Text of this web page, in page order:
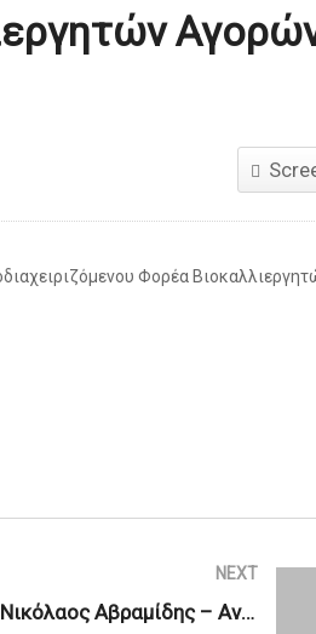
Φορέα
NEXT
ΣΥΝΕΝΤΕΥΞΗ | Νικόλαος Αβραμίδης – Αντιδήμαρχος Καθαριότητας & Ανακύκλωσης